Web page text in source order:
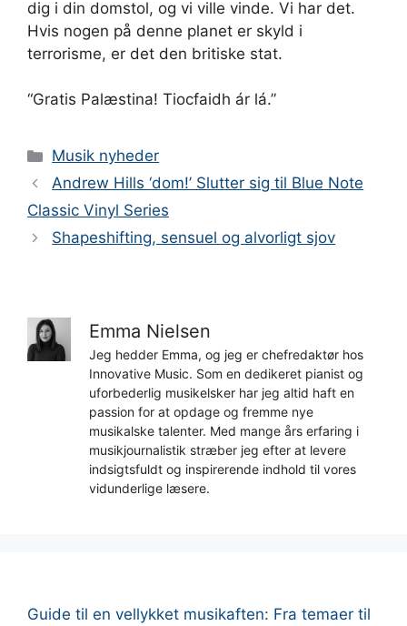
dig i din domstol, og vi ville vinde. Vi har det.
Hvis nogen på denne planet er skyld i
terrorisme, er det den britiske stat.
“Gratis Palæstina! Tiocfaidh ár lá.”
Kategorier
Musik nyheder
Andrew Hills ‘dom!’ Slutter sig til Blue Note
Classic Vinyl Series
Shapeshifting, sensuel og alvorligt sjov
Emma Nielsen
Jeg hedder Emma, og jeg er chefredaktør hos
Innovative Music. Som en dedikeret pianist og
uforbederlig musikelsker har jeg altid haft en
passion for at opdage og fremme nye
musikalske talenter. Med mange års erfaring i
musikjournalistik stræber jeg efter at levere
indsigtsfuldt og inspirerende indhold til vores
vidunderlige læsere.
Guide til en vellykket musikaften: Fra temaer til